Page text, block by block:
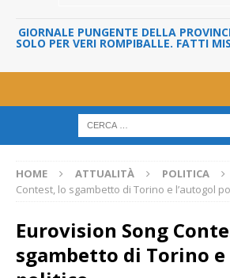
GIORNALE PUNGENTE DELLA
SOLO PER VERI ROMPIBALLE. FATTI
HOME ATTUALITÀ POLITICA
Contest, lo sgambetto di Torino e l’autogol
Eurovision Song
sgambetto di Torino e